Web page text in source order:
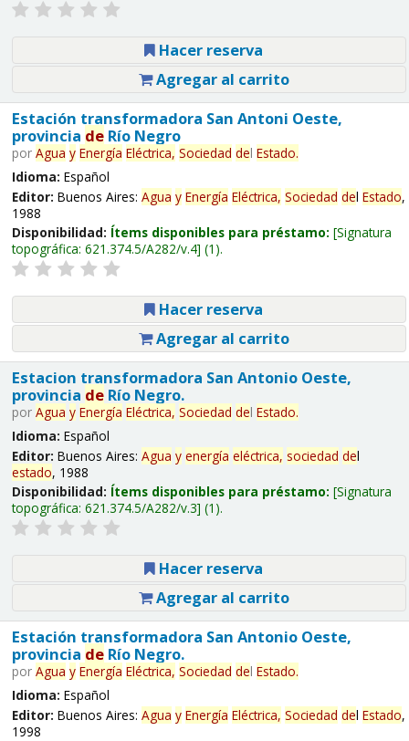
Hacer reserva
Agregar al carrito
Estación transformadora San Antoni Oeste,
provincia deRío Negro
por Agua y Energía Eléctrica, Sociedad del Estado.
Idioma: Español
Editor: Buenos Aires: Agua y Energía Eléctrica, Sociedad del Estado,
1988
Disponibilidad: Ítems disponibles para préstamo: Signatura
topográfica: 621.374.5/A282/v.4 (1).
Hacer reserva
Agregar al carrito
Estacion transformadora San Antonio Oeste,
provincia deRío Negro.
por Agua y Energía Eléctrica, Sociedad del Estado.
Idioma: Español
Editor: Buenos Aires: Agua y energía eléctrica, sociedad del
estado, 1988
Disponibilidad: Ítems disponibles para préstamo: Signatura
topográfica: 621.374.5/A282/v.3 (1).
Hacer reserva
Agregar al carrito
Estación transformadora San Antonio Oeste,
provincia deRío Negro.
por Agua y Energía Eléctrica, Sociedad del Estado.
Idioma: Español
Editor: Buenos Aires: Agua y Energía Eléctrica, Sociedad del Estado,
1998